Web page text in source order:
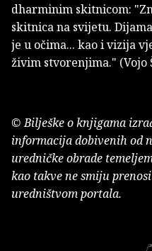
dharminim skitnicom:
skitnica na svijetu.
je u očima... kao i vizija
živim stvorenjima." (Vojo
© Bilješke o knjigama
informacija dobivenih od
uredničke obrade
kao takve ne smiju
uredništvom portala.